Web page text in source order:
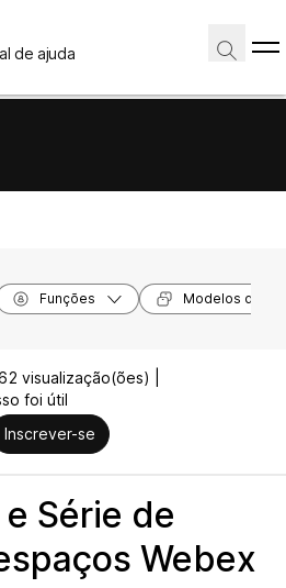
de ajuda
Funções Modelos de
visualização(ões) |
foi útil
Inscrever-se
Série de
Webex